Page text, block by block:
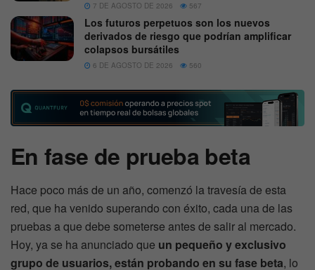
7 DE AGOSTO DE 2026 567
Los futuros perpetuos son los nuevos
derivados de riesgo que podrían amplificar
colapsos bursátiles
6 DE AGOSTO DE 2026 560
En fase de prueba beta
Hace poco más de un año, comenzó la travesía de esta
red, que ha venido superando con éxito, cada una de las
pruebas a que debe someterse antes de salir al mercado.
Hoy, ya se ha anunciado que un pequeño y exclusivo
grupo de usuarios, están probando en su fase beta, lo